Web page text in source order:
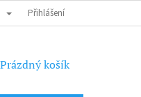
OBCHODNÍ PODMÍNKY
Přihlášení
NÁKUPNÍ
Prázdný košík